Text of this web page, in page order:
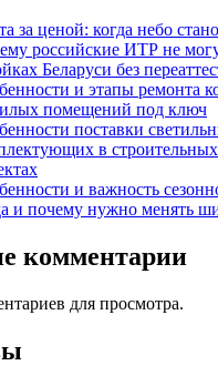
за ценой: когда небо
российские ИТР не
Беларуси без
и этапы ремонта
помещений под ключ
поставки
в
и важность
и почему нужно менять
комментарии
для просмотра.